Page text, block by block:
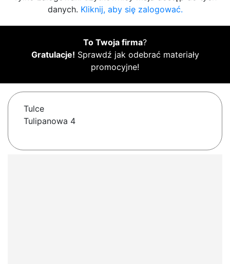
danych. Kliknij, aby się zalogować.
To Twoja firma?
Gratulacje! Sprawdź jak odebrać materiały
promocyjne!
Tulce
Tulipanowa 4